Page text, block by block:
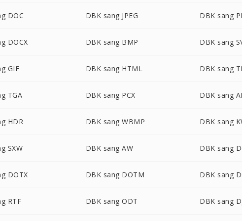
DOC DBK sang JPEG DBK sang
DOCX DBK sang BMP DBK sang
GIF DBK sang HTML DBK sang
TGA DBK sang PCX DBK sang
HDR DBK sang WBMP DBK sang
SXW DBK sang AW DBK sang
DOTX DBK sang DOTM DBK sang
RTF DBK sang ODT DBK sang